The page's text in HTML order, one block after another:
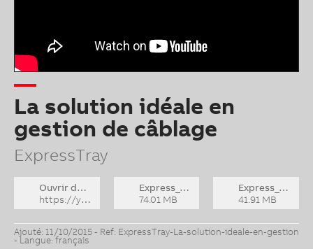
La solution idéale en
gestion de câblage
ExpressTray
Ouvrir dans YouTube
https://youtu.be/z-1OMz8xm-I
Express_Tray_FR_TnB_serveur.flv
74.01 MB
Express_Tray_FR_TnB_serveur.zip
41.91 MB
Ajouté: 11/10/2015 - Ref: ExpressTray-La-solution-ideale-en-gestion
- Langue: français